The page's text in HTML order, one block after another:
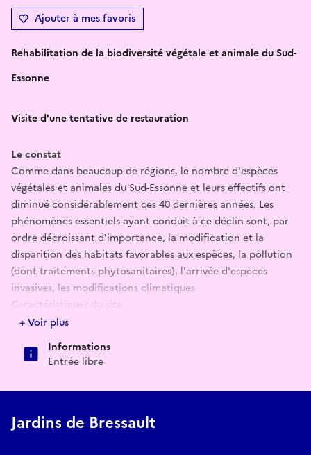
Ajouter à mes favoris
Rehabilitation de la biodiversité végétale et animale du Sud-
Essonne
Visite d'une tentative de restauration
Le constat
Comme dans beaucoup de régions, le nombre d'espèces
végétales et animales du Sud-Essonne et leurs effectifs ont
diminué considérablement ces 40 dernières années. Les
phénomènes essentiels ayant conduit à ce déclin sont, par
ordre décroissant d'importance, la modification et la
disparition des habitats favorables aux espèces, la pollution
(dont traitements phytosanitaires), l'arrivée d'espèces
invasives, les modifications climatiques
Caractéristiques du site
La tentative de restauration (menée depuis 2019) se situe sur
maraîchère datant du 17ème siècle, au confluent de deux
construites plus ou moins boisées ou traitées en zones
Cette localisation particulière permet le maintien d'une
+ Voir plus
Informations
Entrée libre
Jardins de Bressault